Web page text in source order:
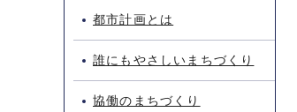
都市計画とは
誰にもやさしいまちづくり
協働のまちづくり